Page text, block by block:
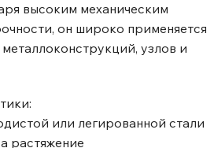
высоким механическим
он широко применяется
узлов и
или легированной стали
растяжение